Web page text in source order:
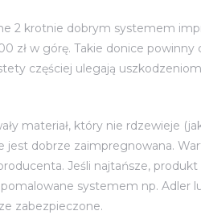
2 krotnie dobrym systemem
zł w górę. Takie donice powinny
częściej ulegają
materiał, który nie rdzewieje
dobrze zaimpregnowana.
Jeśli najtańsze,
systemem np. Adler
zabezpieczone.